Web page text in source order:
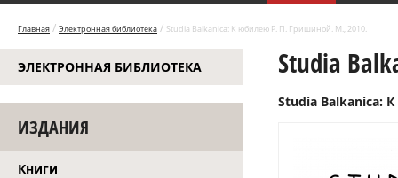
Главная / Электронная библиотека / Studia Balkanica: К юбилею Р. П. Гришиной. М., 2010.
ЭЛЕКТРОННАЯ БИБЛИОТЕКА
ИЗДАНИЯ
Книги
Studia
Studia Balkanica: